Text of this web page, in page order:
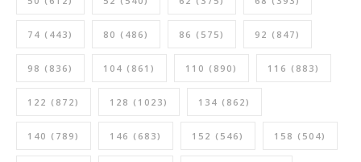
74 (443) 80 (486) 86 (575) 92 (847)
98 (836) 104 (861) 110 (890) 116 (883)
122 (872) 128 (1023) 134 (862)
140 (789) 146 (683) 152 (546) 158 (504)